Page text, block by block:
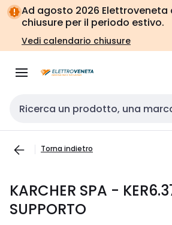
Vai alla
navigazione
Vai
alla
pagina
Ad agosto 2026 Elettroveneta
chiusure per il periodo estivo.
Vedi calendario chiusure
Cerca input
Torna indietro
KARCHER SPA -
SUPPORTO